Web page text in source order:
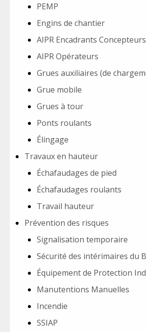
PEMP
Engins de chantier
AIPR Encadrants Concepteurs
AIPR Opérateurs
Grues auxiliaires (de
Grue mobile
Grues à tour
Ponts roulants
Élingage
Travaux en hauteur
Échafaudages de pied
Échafaudages roulants
Travail hauteur
Prévention des risques
Signalisation temporaire
Sécurité des intérimaires du
Équipement de Protection
Manutentions Manuelles
Incendie
SSIAP